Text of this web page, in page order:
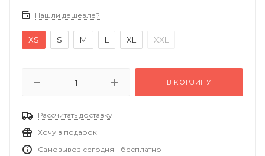
Нашли дешевле?
XS S M L XL XXL
В КОРЗИНУ
Рассчитать доставку
Хочу в подарок
Самовывоз сегодня - бесплатно